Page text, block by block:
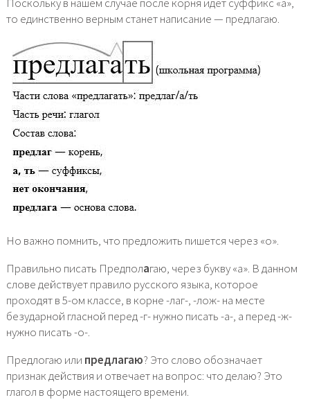
то единственно верным станет написание — предлагаю.
Но важно помнить, что предложить пишется через «о».
Правильно писать Предполагаю, через букву «а». В данном
слове действует правило русского языка, которое
проходят в 5-ом классе, в корне -лаг-, -лож- на месте
безударной гласной перед -г- нужно писать -а-, а перед -ж-
нужно писать -о-.
Предлогаю или предлагаю? Это слово обозначает
признак действия и отвечает на вопрос: что делаю? Это
глагол в форме настоящего времени.